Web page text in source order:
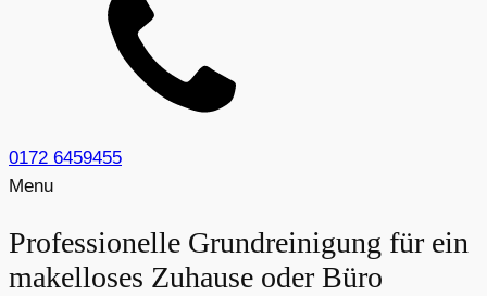
0172 6459455
Menu
Professionelle Grundreinigung für ein
makelloses Zuhause oder Büro